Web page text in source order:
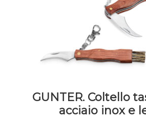
GUNTER. Coltello
acciaio inox e